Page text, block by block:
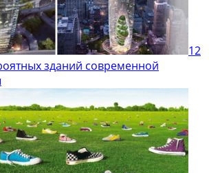
12
зданий современной